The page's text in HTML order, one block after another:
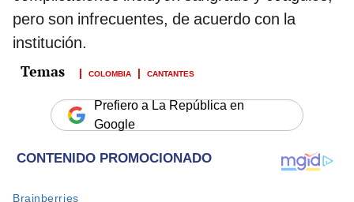
pero son infrecuentes, de acuerdo con la
institución.
COLOMBIA CANTANTES
Prefiero a La República en
Google